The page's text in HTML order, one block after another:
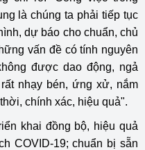
là chúng ta phải tiếp tục
dự báo cho chuẩn, chủ
vấn đề có tính nguyên
được dao động, ngả
nhạy bén, ứng xử, nắm
chính xác, hiệu quả".
khai đồng bộ, hiệu quả
COVID-19; chuẩn bị sẵn